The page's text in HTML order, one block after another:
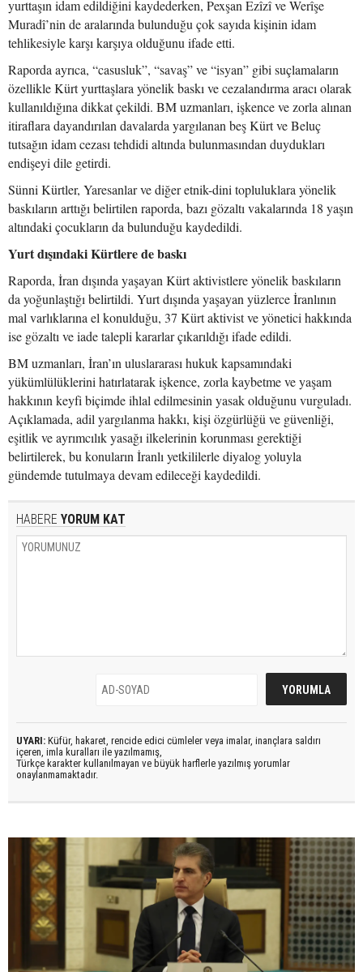
yurttaşın idam edildiğini kaydederken, Pexşan Ezîzî ve Werîşe
Muradî’nin de aralarında bulunduğu çok sayıda kişinin idam
tehlikesiyle karşı karşıya olduğunu ifade etti.
Raporda ayrıca, “casusluk”, “savaş” ve “isyan” gibi suçlamaların
özellikle Kürt yurttaşlara yönelik baskı ve cezalandırma aracı olarak
kullanıldığına dikkat çekildi. BM uzmanları, işkence ve zorla alınan
itiraflara dayandırılan davalarda yargılanan beş Kürt ve Beluç
tutsağın idam cezası tehdidi altında bulunmasından duydukları
endişeyi dile getirdi.
Sünni Kürtler, Yaresanlar ve diğer etnik-dini topluluklara yönelik
baskıların arttığı belirtilen raporda, bazı gözaltı vakalarında 18 yaşın
altındaki çocukların da bulunduğu kaydedildi.
Yurt dışındaki Kürtlere de baskı
Raporda, İran dışında yaşayan Kürt aktivistlere yönelik baskıların
da yoğunlaştığı belirtildi. Yurt dışında yaşayan yüzlerce İranlının
mal varlıklarına el konulduğu, 37 Kürt aktivist ve yönetici hakkında
ise gözaltı ve iade talepli kararlar çıkarıldığı ifade edildi.
BM uzmanları, İran’ın uluslararası hukuk kapsamındaki
yükümlülüklerini hatırlatarak işkence, zorla kaybetme ve yaşam
hakkının keyfi biçimde ihlal edilmesinin yasak olduğunu vurguladı.
Açıklamada, adil yargılanma hakkı, kişi özgürlüğü ve güvenliği,
eşitlik ve ayrımcılık yasağı ilkelerinin korunması gerektiği
belirtilerek, bu konuların İranlı yetkililerle diyalog yoluyla
gündemde tutulmaya devam edileceği kaydedildi.
HABERE YORUM KAT
UYARI: Küfür, hakaret, rencide edici cümleler veya imalar, inançlara saldırı
içeren, imla kuralları ile yazılmamış,
Türkçe karakter kullanılmayan ve büyük harflerle yazılmış yorumlar
onaylanmamaktadır.